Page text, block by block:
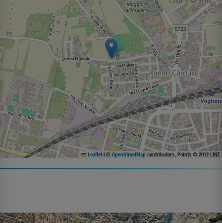
Leaflet | © OpenStreetMap contributors, Points © 2012 LINZ